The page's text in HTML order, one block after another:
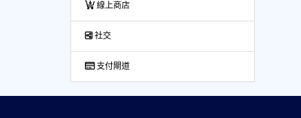
線上商店
社交
支付閘道